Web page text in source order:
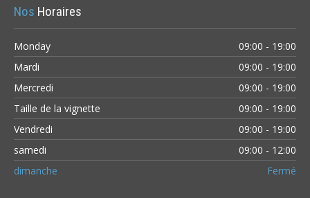
Nos Horaires
Monday
09:00 - 19:00
Mardi
09:00 - 19:00
Mercredi
09:00 - 19:00
Taille de la vignette
09:00 - 19:00
Vendredi
09:00 - 19:00
samedi
09:00 - 12:00
dimanche
Fermé